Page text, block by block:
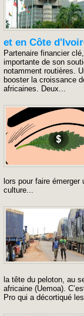
et en Côte
Partenaire financier
importante de son
notamment routières.
booster la croissance
africaines. Deux...
lors pour faire
culture...
la tête du peloton, au
africaine (Uemoa).
Pro qui a décortiqué